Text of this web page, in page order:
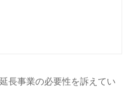
長事業の必要性を訴えてい